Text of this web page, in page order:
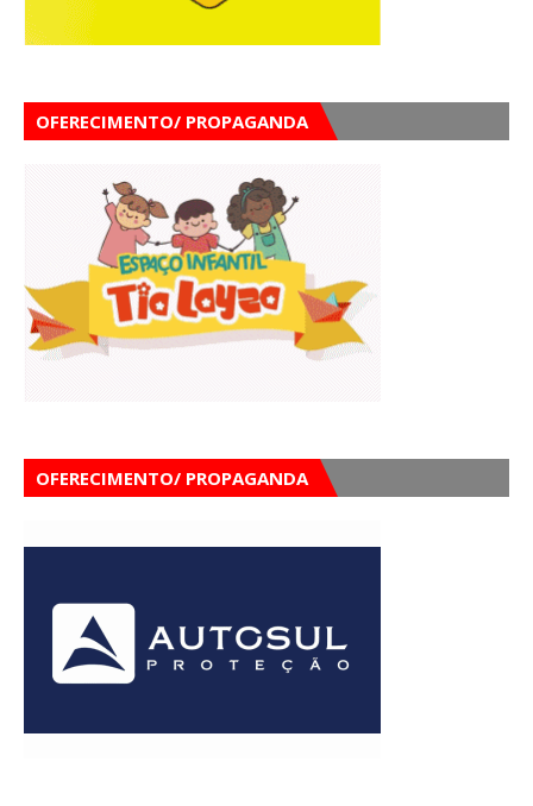
OFERECIMENTO/ PROPAGANDA
OFERECIMENTO/ PROPAGANDA